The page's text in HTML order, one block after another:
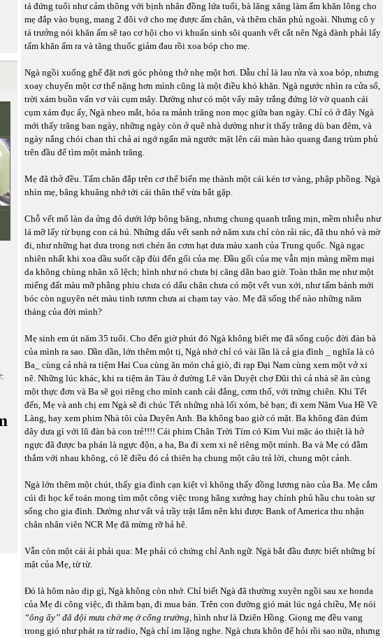
tá đứng tuổi như cảm thông với bịnh nhân đồng lứa tuổi, bà lăng xăng làm ấm khăn lông cho
mẹ đắp vào bụng, mang 2 đôi vớ cho mẹ được ấm chân, và thêm chăn phủ ngoài. Nhưng cô y
tá trưởng nói khăn ấm sẽ tạo cơ hội cho vi khuẩn sinh sôi quanh vết cắt nên Ngà đành phải lấy
tấm khăn ấm ra và tăng thuốc giảm đau rồi xoa bóp cho mẹ.
Ngà ngồi xuống ghế đặt nơi góc phòng thở nhẹ một hơi. Dẫu chỉ là lau rửa và xoa bóp, nhưng
xoay chuyển một cơ thể nặng hơn mình cũng là một điều khó khăn. Ngà ngước nhìn ra cửa sổ,
trời xám buồn vẩn vơ vài cụm mây. Dường như có một vẩy mây trắng đứng lờ vờ quanh cái
cụm xám đục ấy, Ngà nheo mắt, hóa ra mảnh trăng non mọc giữa ban ngày. Chỉ có ở đây Ngà
mới thấy trăng ban ngày, những ngày còn ở quê nhà dường như ít thấy trăng dù ban đêm, và
ngày nắng chói chan thì chả ai ngớ ngẩn mà ngước mặt lên cái màn hào quang đang trùm phủ
trên đầu để tìm một mảnh trăng.
Mẹ đã thở đều. Tấm chăn đắp trên cơ thể biến mẹ thành một cái kén tơ vàng, phập phồng. Ngà
nhìn mẹ, bâng khuâng nhớ tới cái thân thể vừa bắt gặp.
Chỗ vết mổ làn da ửng đỏ dưới lớp bông băng, nhưng chung quanh trắng mịn, mềm nhiễu như
lá mỡ lấy từ bụng con cá hú. Những dấu vết sanh nở năm xưa chỉ còn rải rác, đã thu nhỏ và mờ
đi, như những hạt dưa trong nơi chén ăn cơm hạt dưa màu xanh của Trung quốc. Ngà ngạc
nhiên nhất khi xoa dầu suốt cặp đùi đến gối của mẹ. Đầu gối của mẹ vẫn mịn màng mềm mại
da không chùng nhăn xô lệch; hình như nó chưa bị căng dãn bao giờ. Toàn thân mẹ như một
miếng đất màu mỡ phẳng phiu chưa có dấu chân chưa có một vết vun xới, như tấm bánh mới
bóc còn nguyên nét màu tinh tươm chưa ai chạm tay vào. Mẹ đã sống thế nào những năm
tháng của đời mình?
Mẹ sinh em út năm 35 tuổi. Cho đến giờ phút đó Ngà không biết mẹ đã sống cuộc đời đàn bà
của mình ra sao. Dần dần, lớn thêm một tị, Ngà nhớ chỉ có vài lần là cả gia đình _ nghĩa là có
Ba_ cùng cả nhà ra tiệm Hai Cua cùng ăn món chả giò, đi rạp Đại Nam cùng xem một vở xi
nê. Những lúc khác, khi ra tiệm ăn Tàu ở đường Lê văn Duyệt chợ Đũi thì cả nhà sẽ ăn cùng
một thực đơn và Ba sẽ gọi riêng cho mình canh cải đắng, cơm thố, với trứng chiên. Khi Tết
đến, Mẹ và anh chị em Ngà sẽ đi chúc Tết những nhà lối xóm, bè bạn; đi xem Năm Vua Hề Về
Làng, hay xem phim Nhà tôi của Duyên Anh. Ba không bao giờ có mặt. Ba không đàn đúm
dây dưa gì với lũ đàn bà con trẻ!!!! Cái phim Chân Trời Tím có Kim Vui mặc áo thiệt là hở
ngực đã được ba phán là ngực độn, a ha, Ba đi xem xi nê riêng một mình. Ba và Mẹ có đằm
thắm với nhau không, có lẽ điều đó cả thiên hạ chung một câu trả lời, chung một cảnh.
Ngà lớn thêm một chút, thấy gia đình cạn kiệt vì không thấy đồng lương nào của Ba. Mẹ cắm
cúi đi học kế toán mong tìm một công việc trong hãng xưởng hay chính phủ hầu chu toàn sự
sống cho gia đình. Dường như vất vả trầy trật lắm nên khi được Bank of America thu nhận
chân nhân viên NCR Mẹ đã mừng rỡ hả hê.
Vẫn còn một cái ải phải qua: Mẹ phải có chứng chỉ Anh ngữ. Ngà bắt đầu được biết những bí
mật của Mẹ, từ từ.
Đó là hôm nào dịp gì, Ngà không còn nhớ. Chỉ biết Ngà đã thường xuyên ngồi sau xe honda
của Mẹ đi công việc, đi thăm bạn, đi mua bán. Trên con đường gió mát lúc ngả chiều, Mẹ nói
“ông ấy” đã đội mưa chờ mẹ ở cổng trường, hình như là Dziên Hồng. Giọng mẹ đều vang
trong gió như phát ra từ radio, Ngà chỉ im lặng nghe. Ngà chưa khôn để hỏi rồi sao nữa, nhưng